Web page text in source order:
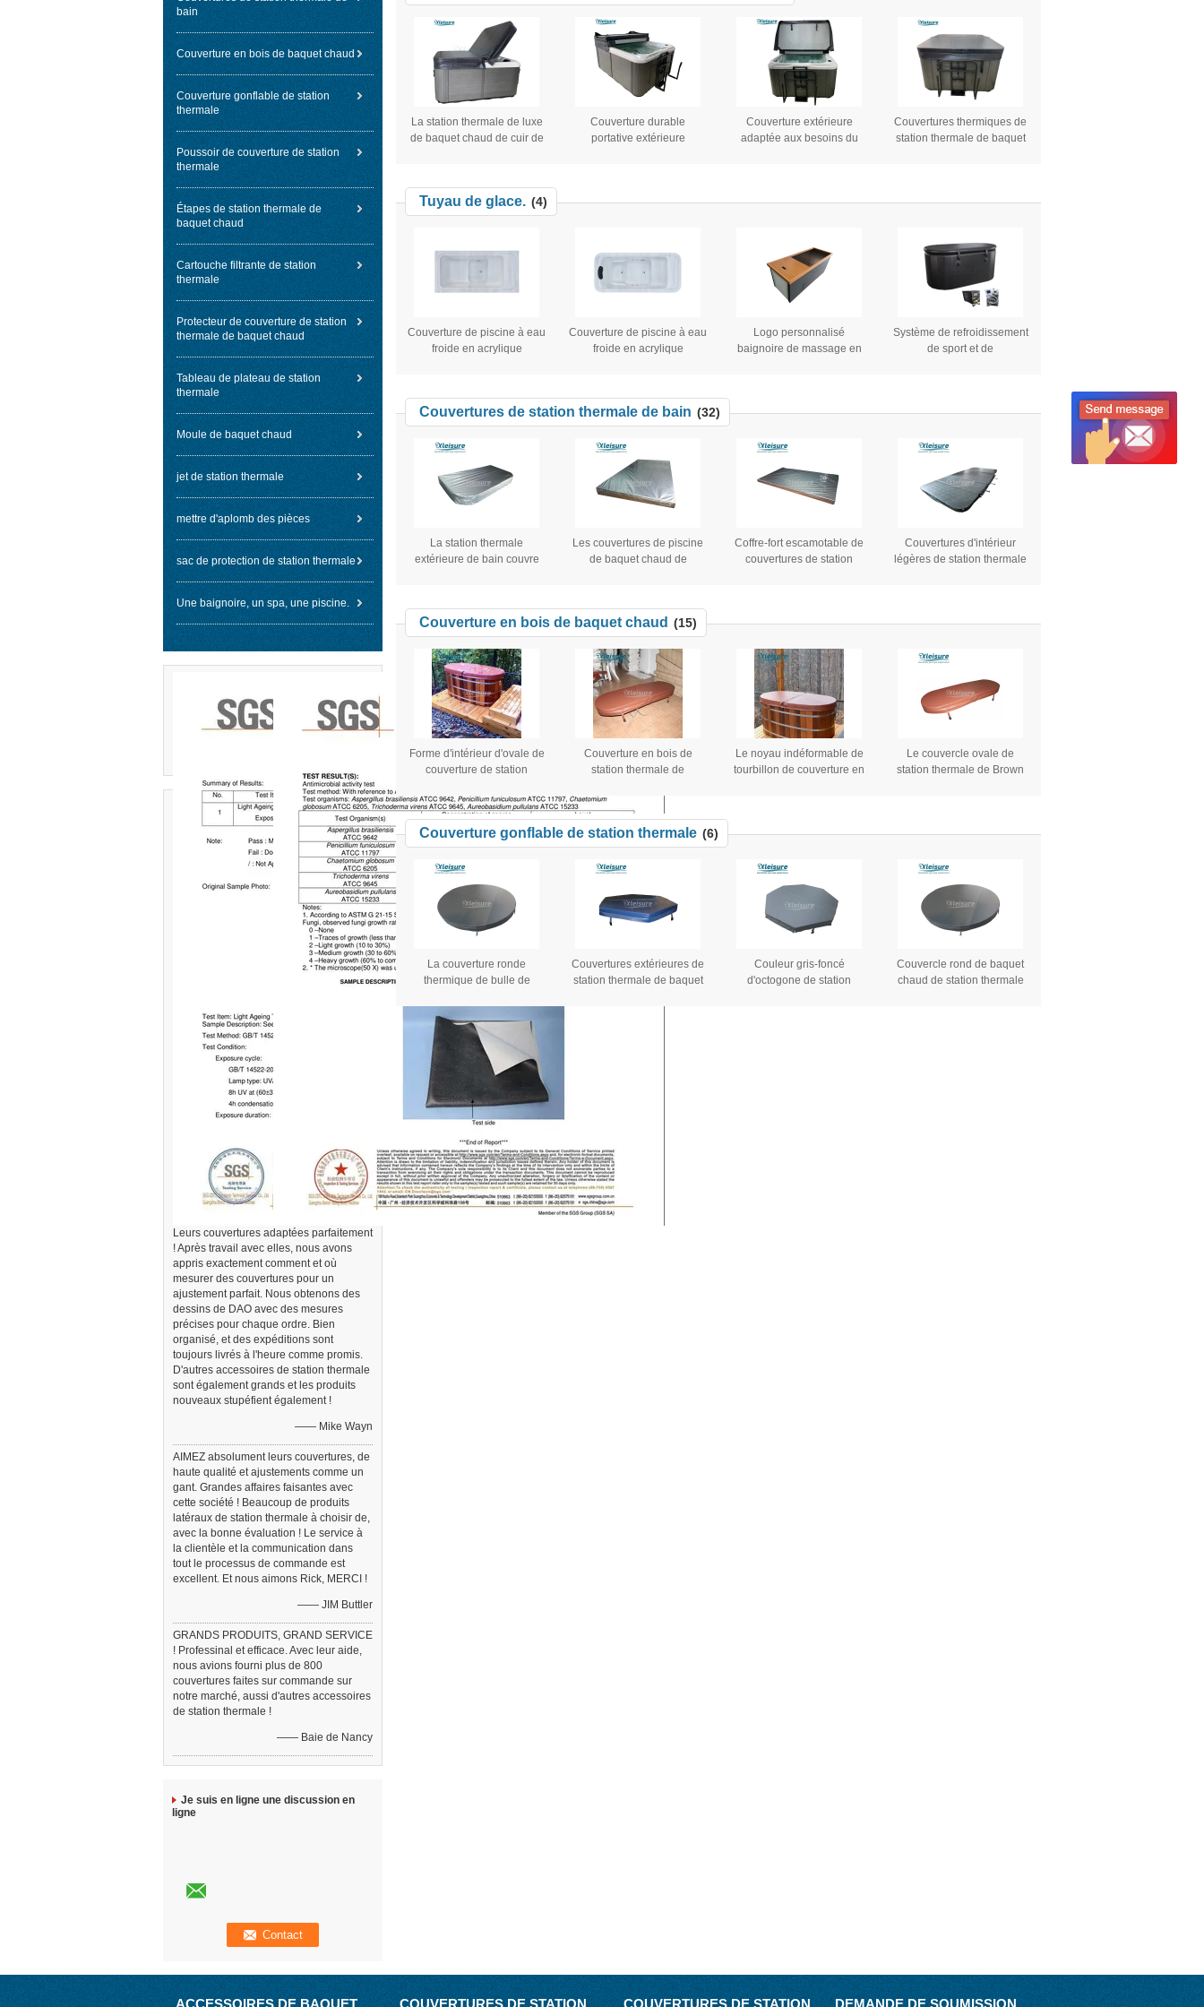
bain
Couverture en bois de baquet chaud
Couverture gonflable de station
thermale
Poussoir de couverture de station
thermale
Étapes de station thermale de
baquet chaud
Cartouche filtrante de station
thermale
Protecteur de couverture de station
thermale de baquet chaud
Tableau de plateau de station
thermale
Moule de baquet chaud
jet de station thermale
mettre d'aplomb des pièces
sac de protection de station thermale
Une baignoire, un spa, une piscine.
Leurs couvertures adaptées parfaitement
! Après travail avec elles, nous avons
appris exactement comment et où
mesurer des couvertures pour un
ajustement parfait. Nous obtenons des
dessins de DAO avec des mesures
précises pour chaque ordre. Bien
organisé, et des expéditions sont
toujours livrés à l'heure comme promis.
D'autres accessoires de station thermale
sont également grands et les produits
nouveaux stupéfient également !
—— Mike Wayn
AIMEZ absolument leurs couvertures, de
haute qualité et ajustements comme un
gant. Grandes affaires faisantes avec
cette société ! Beaucoup de produits
latéraux de station thermale à choisir de,
avec la bonne évaluation ! Le service à
la clientèle et la communication dans
tout le processus de commande est
excellent. Et nous aimons Rick, MERCI !
—— JIM Buttler
GRANDS PRODUITS, GRAND SERVICE
! Professinal et efficace. Avec leur aide,
nous avions fourni plus de 800
couvertures faites sur commande sur
notre marché, aussi d'autres accessoires
de station thermale !
—— Baie de Nancy
Je suis en ligne une discussion en
ligne
extérieures dans kaki foncé
thermale extérieure ou
d'intérieur
La station thermale de luxe
de baquet chaud de cuir de
thermale acrylique
Couverture durable
portative extérieure
station thermale de bain
hydraulique de thérapie
Couverture extérieure
adaptée aux besoins du
charbon de bois
Couvertures thermiques de
station thermale de baquet
commande de rectangle
thermale de famille
Tuyau de glace. (4)
Couverture de piscine à eau
froide en acrylique
de glace à glace à
l'extérieur baignoire isolée
en une seule pièce
Couverture de piscine à eau
froide en acrylique
de glace à glace à
l'extérieur baignoire isolée
en une seule pièce
Logo personnalisé
baignoire de massage en
remous froides
Système de refroidissement
de sport et de
refroidisseur d'eau de bain
baignoire à plongée froide
Couvertures de station thermale de bain (32)
La station thermale
extérieure de bain couvre
chaud de rendement
énergétique
Les couvertures de piscine
de baquet chaud de
Polystyreneabric
Coffre-fort escamotable de
couvertures de station
Couvertures d'intérieur
légères de station thermale
Couverture en bois de baquet chaud (15)
Forme d'intérieur d'ovale de
couverture de station
d'isolation de couverture en
bois de baquet chaud de 2
personnes
Couverture en bois de
station thermale de
couverture de baquet chaud
de Hot Springs de
résistance à l'abrasion
Le noyau indéformable de
tourbillon de couverture en
chaud
Le couvercle ovale de
station thermale de Brown
baignoire en bois de baquet
Couverture gonflable de station thermale (6)
La couverture ronde
thermique de bulle de
couverture gonflable
portative de station thermale
adaptent la taille aux
besoins du client
Couvertures extérieures de
station thermale de baquet
Couleur gris-foncé
d'octogone de station
Couvercle rond de baquet
chaud de station thermale
ACCESSOIRES DE BAQUET COUVERTURES DE STATION COUVERTURES DE STATION DEMANDE DE SOUMISSION